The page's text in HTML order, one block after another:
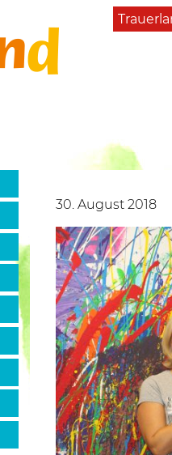
30. August 2018